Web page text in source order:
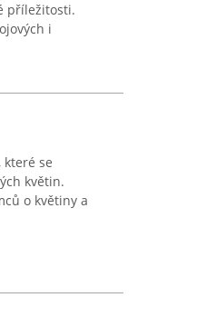
příležitosti.
i
které se
květin.
o květiny a